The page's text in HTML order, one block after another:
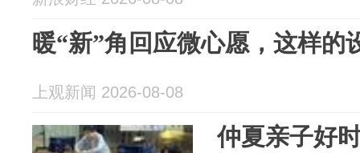
暖“新”角回应微心愿，这样的
上观新闻 2026-08-08
仲夏亲子好